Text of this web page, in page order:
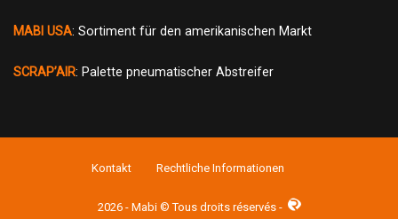
MABI USA: Sortiment für den amerikanischen Markt
SCRAP’AIR: Palette pneumatischer Abstreifer
Kontakt Rechtliche Informationen
2026 - Mabi © Tous droits réservés -